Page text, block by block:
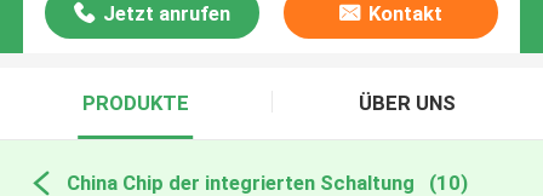
Jetzt anrufen Kontakt
PRODUKTE ÜBER UNS
China Chip der integrierten Schaltung (10)